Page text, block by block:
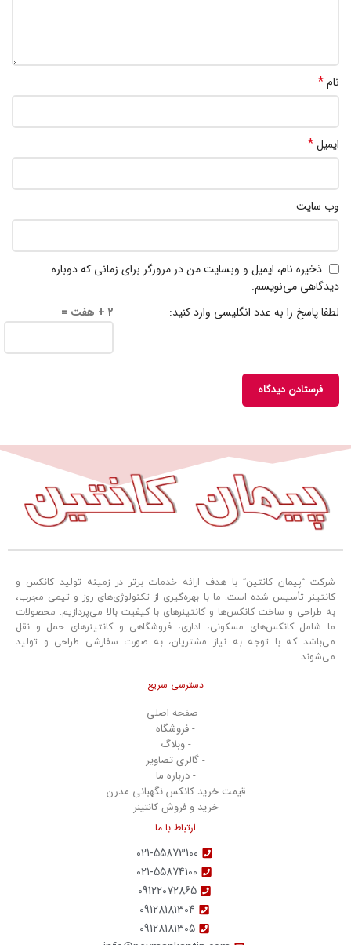
نام*
ایمیل*
وب‌ سایت
ذخیره نام، ایمیل و وبسایت من در مرورگر برای زمانی که دوباره
دیدگاهی می‌نویسم.
لطفا پاسخ را به عدد انگلیسی وارد کنید:
2 + هفت =
شرکت “پیمان کانتین” با هدف ارائه خدمات برتر در زمینه تولید کانکس و
کانتینر تأسیس شده است. ما با بهره‌گیری از تکنولوژی‌های روز و تیمی مجرب،
به طراحی و ساخت کانکس‌ها و کانتینرهای با کیفیت بالا می‌پردازیم. محصولات
ما شامل کانکس‌های مسکونی، اداری، فروشگاهی و کانتینرهای حمل و نقل
می‌باشد که با توجه به نیاز مشتریان، به صورت سفارشی طراحی و تولید
می‌شوند.
دسترسی سریع
- صفحه اصلی
- فروشگاه
- وبلاگ
- گالری تصاویر
- درباره ما
قیمت خرید کانکس نگهبانی مدرن
خرید و فروش کانتینر
ارتباط با ما
021-55873100
021-55874100
09122072865
09128181304
09128181305